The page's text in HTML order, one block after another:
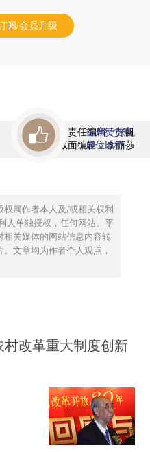
阅/会员升级
责任编辑：张帆
版面编辑：李丽莎
首席赞赏官
虚位以待
属作者本人及/或相关权利
人单独授权，任何网站、平
关媒体的网站信息内容转
文章均为作者个人观点，
村改革重大制度创新